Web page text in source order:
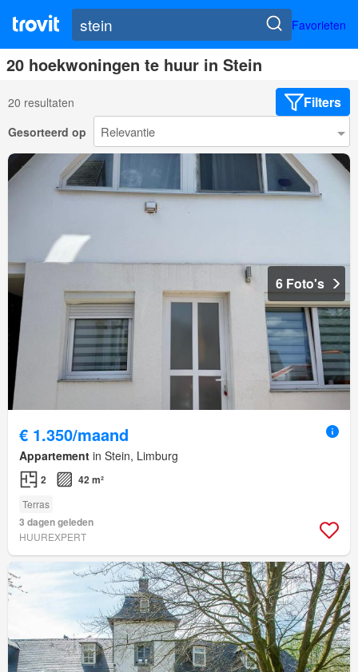
Favorieten
20 hoekwoningen te huur in Stein
20 resultaten Filters
Gesorteerd op
6 Foto's
€ 1.350/maand
Appartement in Stein, Limburg
2 42 m²
Terras
3 dagen geleden
HUUREXPERT